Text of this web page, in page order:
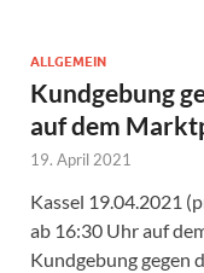
ALLGEMEIN
Kundgebung
auf dem
19. April 2021
Kassel 19.04.2021
ab 16:30 Uhr auf
Kundgebung gegen